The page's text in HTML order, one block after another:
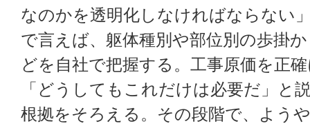
なのかを透明化しなければならない
で言えば、躯体種別や部位別の歩掛
どを自社で把握する。工事原価を正
「どうしてもこれだけは必要だ」と
根拠をそろえる。その段階で、よう